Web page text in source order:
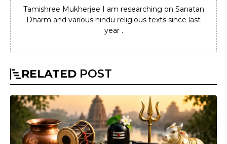
Tamishree Mukherjee I am researching on Sanatan
Dharm and various hindu religious texts since last
year .
RELATED POST